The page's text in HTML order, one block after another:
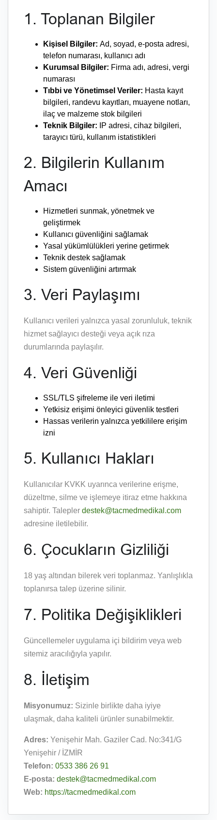
1. Toplanan Bilgiler
Kişisel Bilgiler: Ad, soyad, e-posta adresi,
telefon numarası, kullanıcı adı
Kurumsal Bilgiler: Firma adı, adresi, vergi
numarası
Tıbbi ve Yönetimsel Veriler: Hasta kayıt
bilgileri, randevu kayıtları, muayene notları,
ilaç ve malzeme stok bilgileri
Teknik Bilgiler:
IP adresi, cihaz bilgileri,
tarayıcı türü, kullanım istatistikleri
2. Bilgilerin Kullanım
Amacı
Hizmetleri sunmak, yönetmek ve
geliştirmek
Kullanıcı güvenliğini sağlamak
Yasal yükümlülükleri yerine getirmek
Teknik destek sağlamak
Sistem güvenliğini artırmak
3. Veri Paylaşımı
Kullanıcı verileri yalnızca yasal zorunluluk, teknik
hizmet sağlayıcı desteği veya açık rıza
durumlarında paylaşılır.
4. Veri Güvenliği
SSL/TLS şifreleme ile veri iletimi
Yetkisiz erişimi önleyici güvenlik testleri
Hassas verilerin yalnızca yetkililere erişim
izni
5. Kullanıcı Hakları
Kullanıcılar KVKK uyarınca verilerine erişme,
düzeltme, silme ve işlemeye itiraz etme hakkına
sahiptir. Talepler destek@tacmedmedikal.com
adresine iletilebilir.
6. Çocukların Gizliliği
18 yaş altından bilerek veri toplanmaz. Yanlışlıkla
toplanırsa talep üzerine silinir.
7. Politika Değişiklikleri
Güncellemeler uygulama içi bildirim veya web
sitemiz aracılığıyla yapılır.
8. İletişim
Misyonumuz: Sizinle birlikte daha iyiye
ulaşmak, daha kaliteli ürünler sunabilmektir.
Adres: Yenişehir Mah. Gaziler Cad. No:341/G
Yenişehir / İZMİR
Telefon: 0533 386 26 91
E-posta: destek@tacmedmedikal.com
Web: https://tacmedmedikal.com